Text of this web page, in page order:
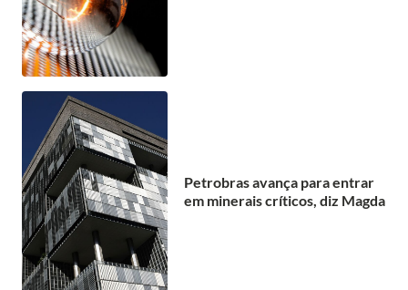
Petrobras avança para entrar
em minerais críticos, diz Magda